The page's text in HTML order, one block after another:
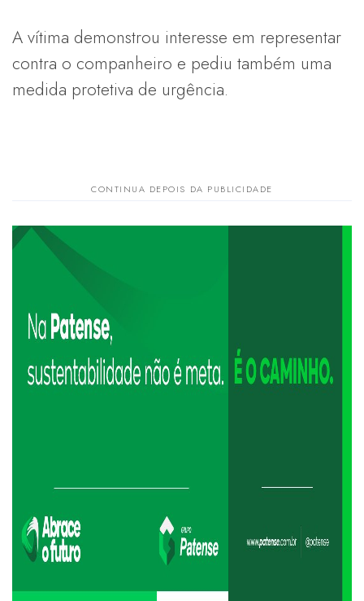
A vítima demonstrou interesse em representar
contra o companheiro e pediu também uma
medida protetiva de urgência.